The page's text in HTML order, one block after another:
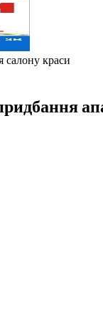
салону краси